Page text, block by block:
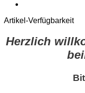
Artikel-Verfügbarkeit
Herzlich